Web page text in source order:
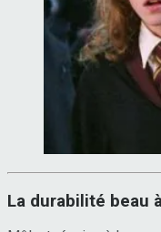
La durabilité beau